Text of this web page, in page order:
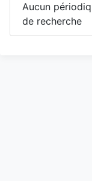
Aucun
de recherche